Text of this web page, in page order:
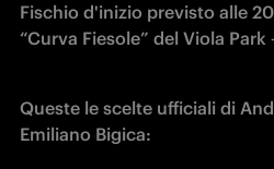
Fischio d'inizio previsto alle
“Curva Fiesole” del Viola Park
Queste le scelte ufficiali di
Emiliano Bigica: